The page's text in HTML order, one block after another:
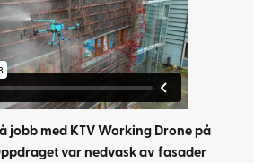
jobb med KTV Working Drone på
var nedvask av fasader